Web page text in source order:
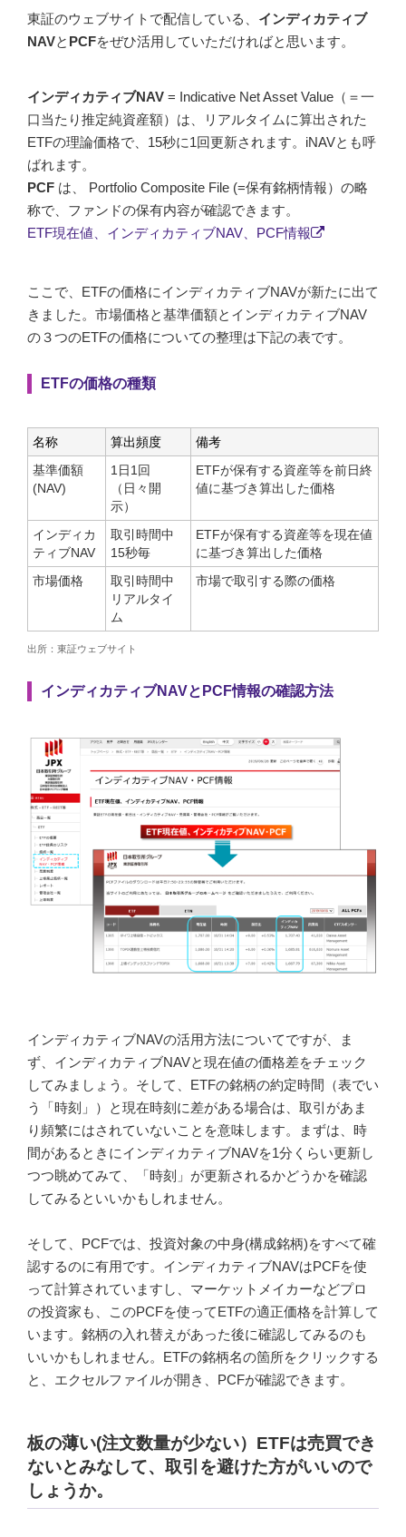
東証のウェブサイトで配信している、 インディカティブ
NAVと PCFをぜひ活用していただければと思います。
インディカティブNAV = Indicative Net Asset Value（＝一
口当たり推定純資産額）は、リアルタイムに算出された
ETFの理論価格で、15秒に1回更新されます。iNAVとも呼
ばれます。
PCF は、 Portfolio Composite File (=保有銘柄情報）の略
称で、ファンドの保有内容が確認できます。
ETF現在値、インディカティブNAV、PCF情報
ここで、ETFの価格にインディカティブNAVが新たに出て
きました。市場価格と基準価額とインディカティブNAV
の３つのETFの価格についての整理は下記の表です。
ETFの価格の種類
名称 算出頻度
備考
基準価額
(NAV)
1日1回
（日々開
示）
ETFが保有する資産等を前日終
値に基づき算出した価格
インディカ
ティブNAV
取引時間中
15秒毎
ETFが保有する資産等を現在値
に基づき算出した価格
市場価格
取引時間中
リアルタイ
ム
市場で取引する際の価格
出所：東証ウェブサイト
インディカティブNAVとPCF情報の確認方法
インディカティブNAVの活用方法についてですが、ま
ず、インディカティブNAVと現在値の価格差をチェック
してみましょう。そして、ETFの銘柄の約定時間（表でい
う「時刻」）と現在時刻に差がある場合は、取引があま
り頻繁にはされていないことを意味します。まずは、時
間があるときにインディカティブNAVを1分くらい更新し
つつ眺めてみて、「時刻」が更新されるかどうかを確認
してみるといいかもしれません。
そして、PCFでは、投資対象の中身(構成銘柄)をすべて確
認するのに有用です。インディカティブNAVはPCFを使
って計算されていますし、マーケットメイカーなどプロ
の投資家も、このPCFを使ってETFの適正価格を計算して
います。銘柄の入れ替えがあった後に確認してみるのも
いいかもしれません。ETFの銘柄名の箇所をクリックする
と、エクセルファイルが開き、PCFが確認できます。
板の薄い(注文数量が少ない）ETFは売買でき
ないとみなして、取引を避けた方がいいので
しょうか。